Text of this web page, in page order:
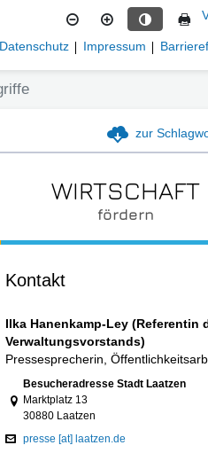
Datenschutz Impressum
zur
WIRTSCHAFT
fördern
Kontakt
Ilka Hanenkamp-Ley (Referentin
Verwaltungsvorstands)
Pressesprecherin,
Link zur Google-Maps Navigation
Besucheradresse Stadt Laatzen
Marktplatz 13
30880 Laatzen
presse [at] laatzen.de